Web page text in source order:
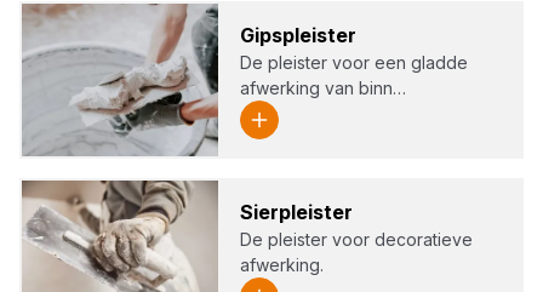
Gips­pleis­ter
De pleister voor een gladde
afwerking van binn…
Sier­pleis­ter
De pleister voor decoratieve
afwerking.